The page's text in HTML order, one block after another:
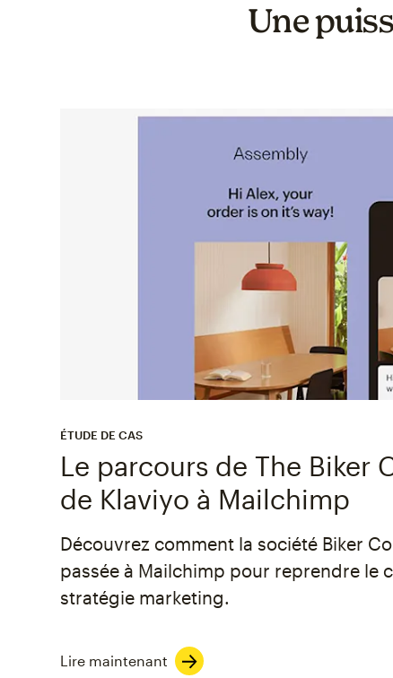
Une
ÉTUDE DE CAS
Le parcours de The Biker
de Klaviyo à Mailchimp
Découvrez comment la société Biker
passée à Mailchimp pour reprendre le
stratégie marketing.
Lire maintenant